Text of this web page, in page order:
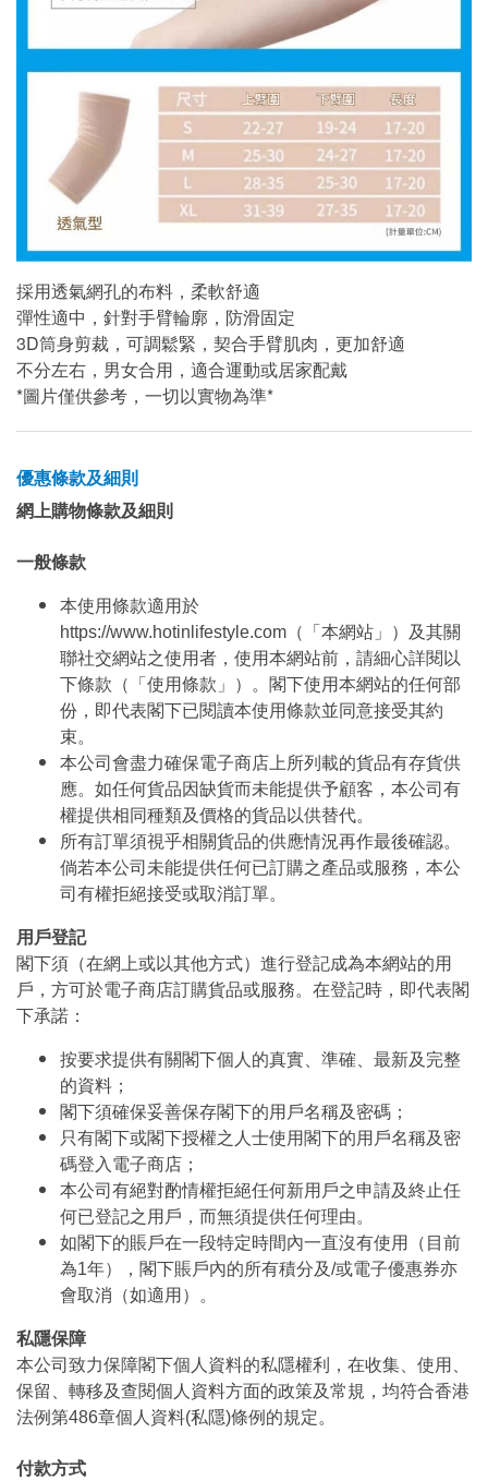
採用透氣網孔的布料，柔軟舒適
彈性適中，針對手臂輪廓，防滑固定
3D筒身剪裁，可調鬆緊，契合手臂肌肉，更加舒適
不分左右，男女合用，適合運動或居家配戴
*圖片僅供參考，一切以實物為準*
優惠條款及細則
網上購物條款及細則
一般條款
本使用條款適用於
https://www.hotinlifestyle.com（「本網站」）及其關
聯社交網站之使用者，使用本網站前，請細心詳閱以
下條款（「使用條款」）。閣下使用本網站的任何部
份，即代表閣下已閱讀本使用條款並同意接受其約
束。
本公司會盡力確保電子商店上所列載的貨品有存貨供
應。如任何貨品因缺貨而未能提供予顧客，本公司有
權提供相同種類及價格的貨品以供替代。
所有訂單須視乎相關貨品的供應情況再作最後確認。
倘若本公司未能提供任何已訂購之產品或服務，本公
司有權拒絕接受或取消訂單。
用戶登記
閣下須（在網上或以其他方式）進行登記成為本網站的用
戶，方可於電子商店訂購貨品或服務。在登記時，即代表閣
下承諾：
按要求提供有關閣下個人的真實、準確、最新及完整
的資料；
閣下須確保妥善保存閣下的用戶名稱及密碼；
只有閣下或閣下授權之人士使用閣下的用戶名稱及密
碼登入電子商店；
本公司有絕對酌情權拒絕任何新用戶之申請及終止任
何已登記之用戶，而無須提供任何理由。
如閣下的賬戶在一段特定時間內一直沒有使用（目前
為1年），閣下賬戶內的所有積分及/或電子優惠券亦
會取消（如適用）。
私隱保障
本公司致力保障閣下個人資料的私隱權利，在收集、使用、
保留、轉移及查閱個人資料方面的政策及常規，均符合香港
法例第486章個人資料(私隱)條例的規定。
付款方式